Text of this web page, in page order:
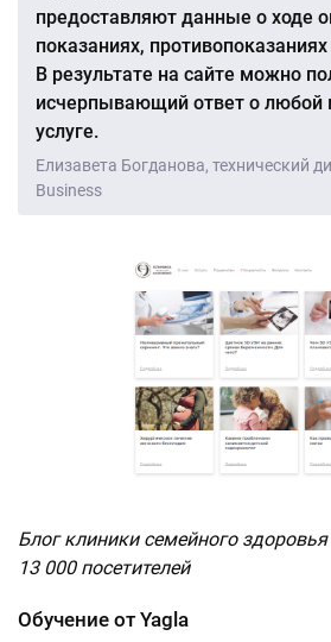
предоставляют данные о ходе
показаниях,
В результате на сайте можно
исчерпывающий ответ о любой
услуге.
Елизавета Богданова, технический
Business
Блог клиники семейного
13 000 посетителей
Обучение от Yagla